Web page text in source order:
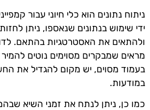
ניתוח נתונים הוא כלי חיוני עבור
ידי שימוש בנתונים שנאספו, ניתן
ולהתאים את האסטרטגיות בהתאם.
מראים שמבקרים מסוימים נוטים להמיר
בעמוד מסוים, יש מקום להגדיל את
במודעות.
כמו כן, ניתן לנתח את זמני השיא